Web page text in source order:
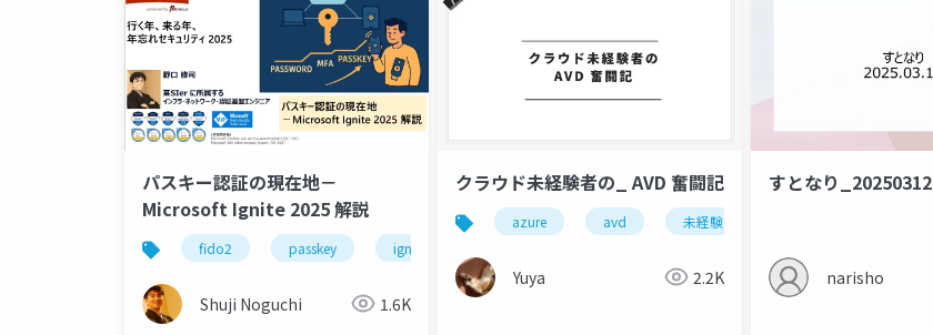
パスキー認証の現在地－
Microsoft Ignite 2025 解説
fido2 passkey ignite
Shuji Noguchi 1.6K
クラウド未経験者の_ AVD 奮闘記
azure avd 未経験
Yuya 2.2K
すとなり_20250312
narisho